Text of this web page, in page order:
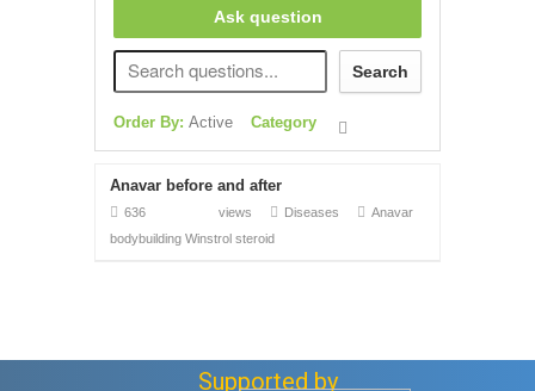
Ask question
Search
Order By: Active Category
Anavar before and after
636 views Diseases
Anavar
bodybuilding Winstrol steroid
Supported by